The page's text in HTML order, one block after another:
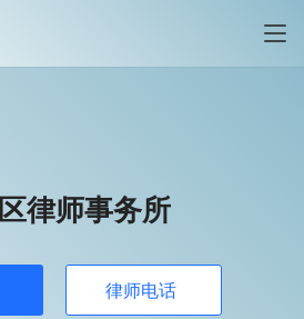
律师事务所
律师电话